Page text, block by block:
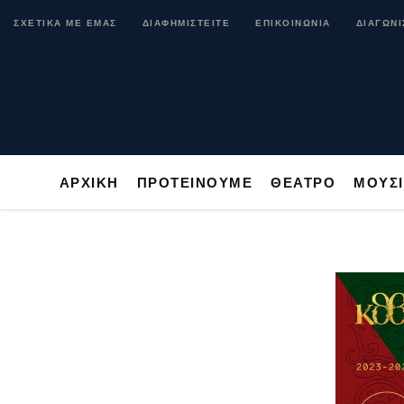
ΣΧΕΤΙΚΑ ΜΕ ΕΜΑΣ ΔΙΑΦΗΜΙΣΤΕΙΤΕ ΕΠΙΚΟΙΝΩΝΙΑ
ΑΡΧΙΚΗ ΠΡΟΤΕΙΝΟΥΜΕ ΘΕΑΤΡΟ
ΑΡΧΙΚΗ ΠΡΟΤΕΙΝΟΥΜΕ ΘΕΑΤΡΟ